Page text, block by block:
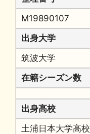
M19890107
出身大学
筑波大学
在籍シーズン数
出身高校
土浦日本大学高校